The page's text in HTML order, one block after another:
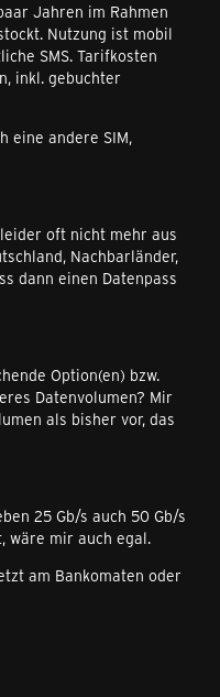
Jahren im Rahmen
Nutzung ist mobil
SMS. Tarifkosten
inkl. gebuchter
eine andere SIM,
oft nicht mehr aus
Nachbarländer,
dann einen Datenpass
Option(en) bzw.
Datenvolumen? Mir
als bisher vor, das
25 Gb/s auch 50 Gb/s
wäre mir auch egal.
am Bankomaten oder